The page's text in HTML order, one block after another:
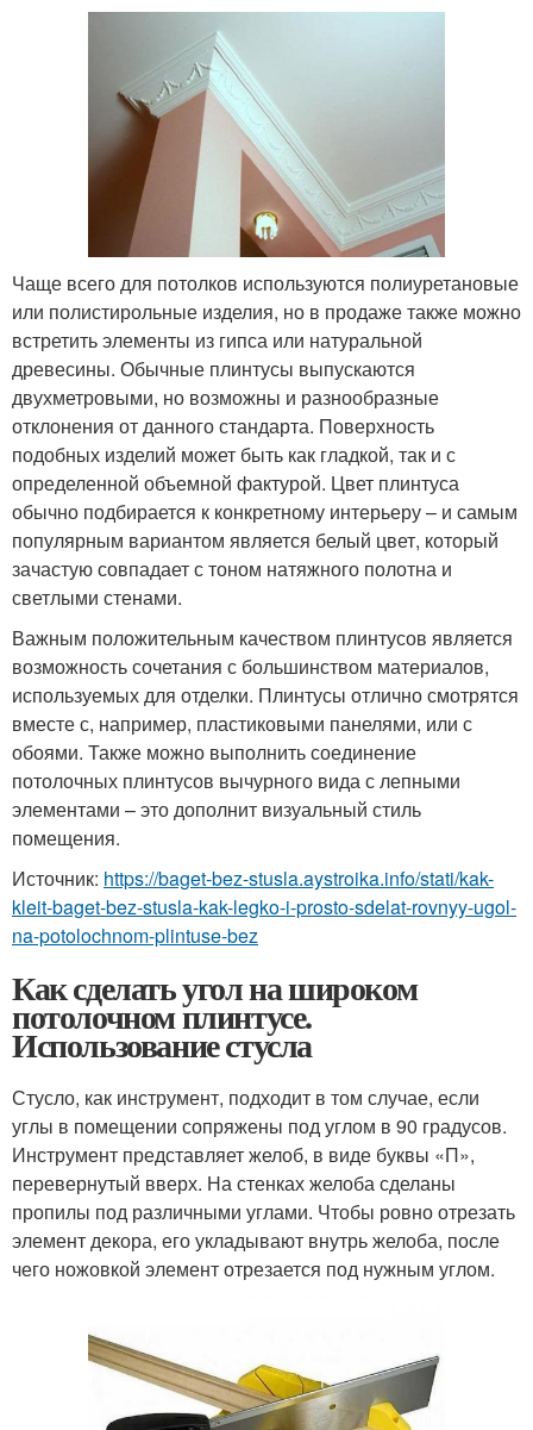
Чаще всего для потолков используются полиуретановые
или полистирольные изделия, но в продаже также можно
встретить элементы из гипса или натуральной
древесины. Обычные плинтусы выпускаются
двухметровыми, но возможны и разнообразные
отклонения от данного стандарта. Поверхность
подобных изделий может быть как гладкой, так и с
определенной объемной фактурой. Цвет плинтуса
обычно подбирается к конкретному интерьеру – и самым
популярным вариантом является белый цвет, который
зачастую совпадает с тоном натяжного полотна и
светлыми стенами.
Важным положительным качеством плинтусов является
возможность сочетания с большинством материалов,
используемых для отделки. Плинтусы отлично смотрятся
вместе с, например, пластиковыми панелями, или с
обоями. Также можно выполнить соединение
потолочных плинтусов вычурного вида с лепными
элементами – это дополнит визуальный стиль
помещения.
Источник: https://baget-bez-stusla.aystroika.info/stati/kak-
kleit-baget-bez-stusla-kak-legko-i-prosto-sdelat-rovnyy-ugol-
na-potolochnom-plintuse-bez
Как сделать угол на широком
потолочном плинтусе.
Использование стусла
Стусло, как инструмент, подходит в том случае, если
углы в помещении сопряжены под углом в 90 градусов.
Инструмент представляет желоб, в виде буквы «П»,
перевернутый вверх. На стенках желоба сделаны
пропилы под различными углами. Чтобы ровно отрезать
элемент декора, его укладывают внутрь желоба, после
чего ножовкой элемент отрезается под нужным углом.